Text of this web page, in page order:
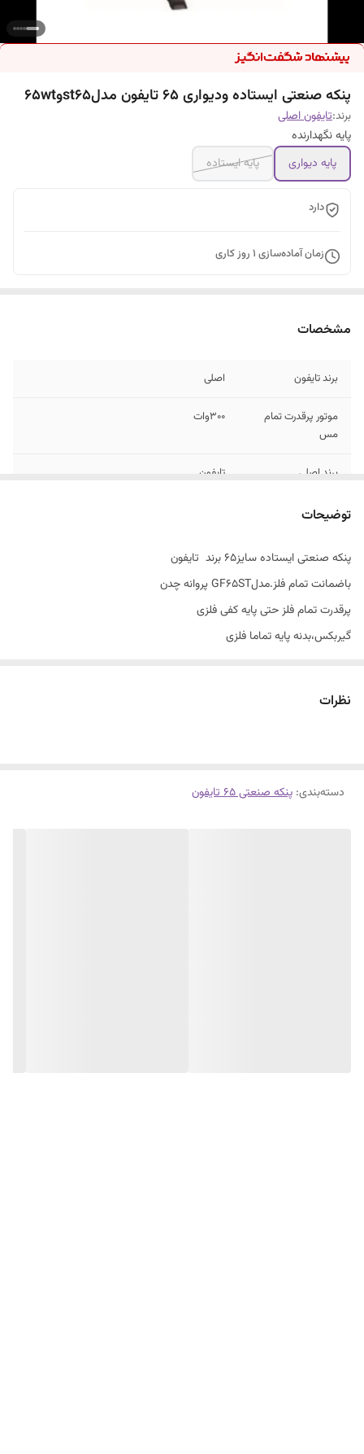
پنکه صنعتی ایستاده ودیواری 65 تایفون مدلst65و65wt
برند:تایفون اصلی
پایه نگهدارنده
پایه دیواری
پایه ایستاده
دارد
زمان آماده‌سازی 1 روز کاری
مشخصات
برند تایفون اصلی
موتور پرقدرت تمام
مس
۳۰۰وات
برند اصلی تایفون
توضیحات
پنکه صنعتی ایستاده سایز65 برند تایفون
باضمانت تمام فلز.مدلGF65ST پروانه چدن
پرقدرت تمام فلز حتی پایه کفی فلزی
گیربکس،بدنه پایه تماما فلزی
نظرات
دسته‌بندی: پنکه صنعتی 65 تایفون